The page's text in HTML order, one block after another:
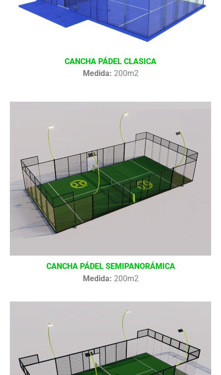
CANCHA PÁDEL CLASICA
Medida: 200m2
CANCHA PÁDEL SEMIPANORÁMICA
Medida: 200m2